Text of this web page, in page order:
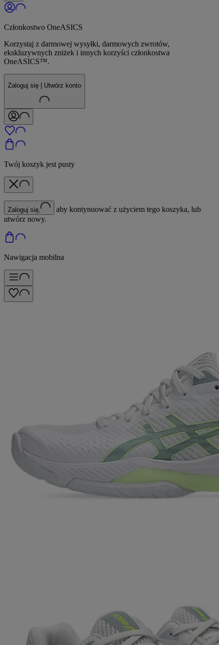
Członkostwo OneASICS
Korzystaj z darmowej wysyłki, darmowych zwrotów,
ekskluzywnych zniżek i innych korzyści członkostwa
OneASICS™.
Zaloguj się | Utwórz konto
Twój koszyk jest pusty
Zaloguj się,
aby kontynuować z użyciem tego koszyka, lub
utwórz nowy.
Nawigacja mobilna